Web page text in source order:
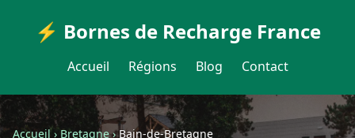
⚡ Bornes de Recharge France
Accueil Régions Blog Contact
Accueil›Bretagne›Bain-de-Bretagne